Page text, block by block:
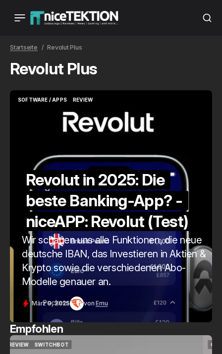
Startseite Revolut Plus
Revolut Plus
SOFTWARE / APPS
REVIEW
Revolut in 2025: Die
beste Banking-App? -
niceAPP: Revolut (Test)
Wir schauen uns alle Funktionen, die neue
deutsche IBAN, das Investieren in Aktien &
Krypto sowie die verschiedenen Abo-
Modelle genauer an.
März 9, 2025 von Emu
Empfohlen
QUICKCHECK
HOME ASSISTANT